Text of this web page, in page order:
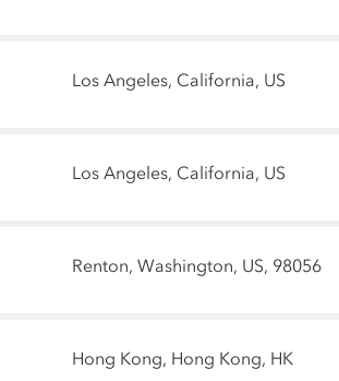
Los Angeles, California, US
Los Angeles, California, US
Renton, Washington, US, 98056
Hong Kong, Hong Kong, HK